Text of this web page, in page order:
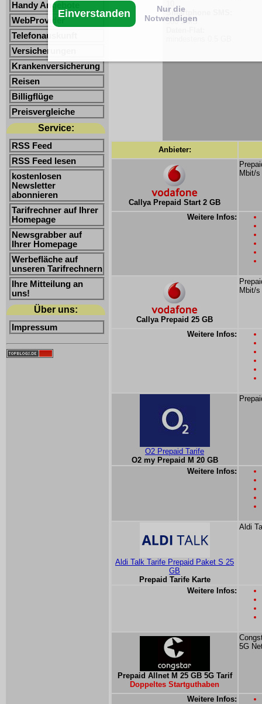
Handy Angebote
WebProvider
Telefonauskunft
Versicherungen
Krankenversicherung
Reisen
Billigflüge
Preisvergleiche
Service:
RSS Feed
RSS Feed lesen
kostenlosen
Newsletter
abonnieren
Tarifrechner auf Ihrer
Homepage
Newsgrabber auf
Ihrer Homepage
Werbefläche auf
unseren Tarifrechnern
Ihre Mitteilung an
uns!
Über uns:
Impressum
Smartphone SMS:
500 SMS
Anbieter:
Callya Prepaid Start 2 GB
Mbit/s
Weitere Infos:
Callya Prepaid 25 GB
Mbit/s
Weitere Infos:
O2 Prepaid Tarife
O2 my Prepaid M 20 GB
Weitere Infos:
Aldi Talk Tarife Prepaid Paket S 25
GB
Prepaid Tarife Karte
Aldi
Weitere Infos:
Prepaid Allnet M 25 GB 5G Tarif
Doppeltes Startguthaben
5G
Weitere Infos:
Einverstanden
Nur die
Notwendigen